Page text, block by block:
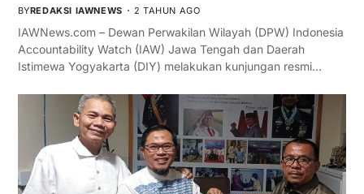
BYREDAKSI IAWNEWS 2 TAHUN AGO
IAWNews.com – Dewan Perwakilan Wilayah (DPW) Indonesia
Accountability Watch (IAW) Jawa Tengah dan Daerah
Istimewa Yogyakarta (DIY) melakukan kunjungan resmi…